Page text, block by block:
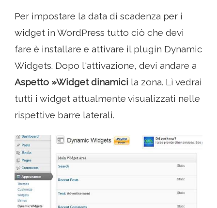
Per impostare la data di scadenza per i
widget in WordPress tutto ciò che devi
fare è installare e attivare il plugin Dynamic
Widgets. Dopo l'attivazione, devi andare a
Aspetto »Widget dinamici la zona. Lì vedrai
tutti i widget attualmente visualizzati nelle
rispettive barre laterali.